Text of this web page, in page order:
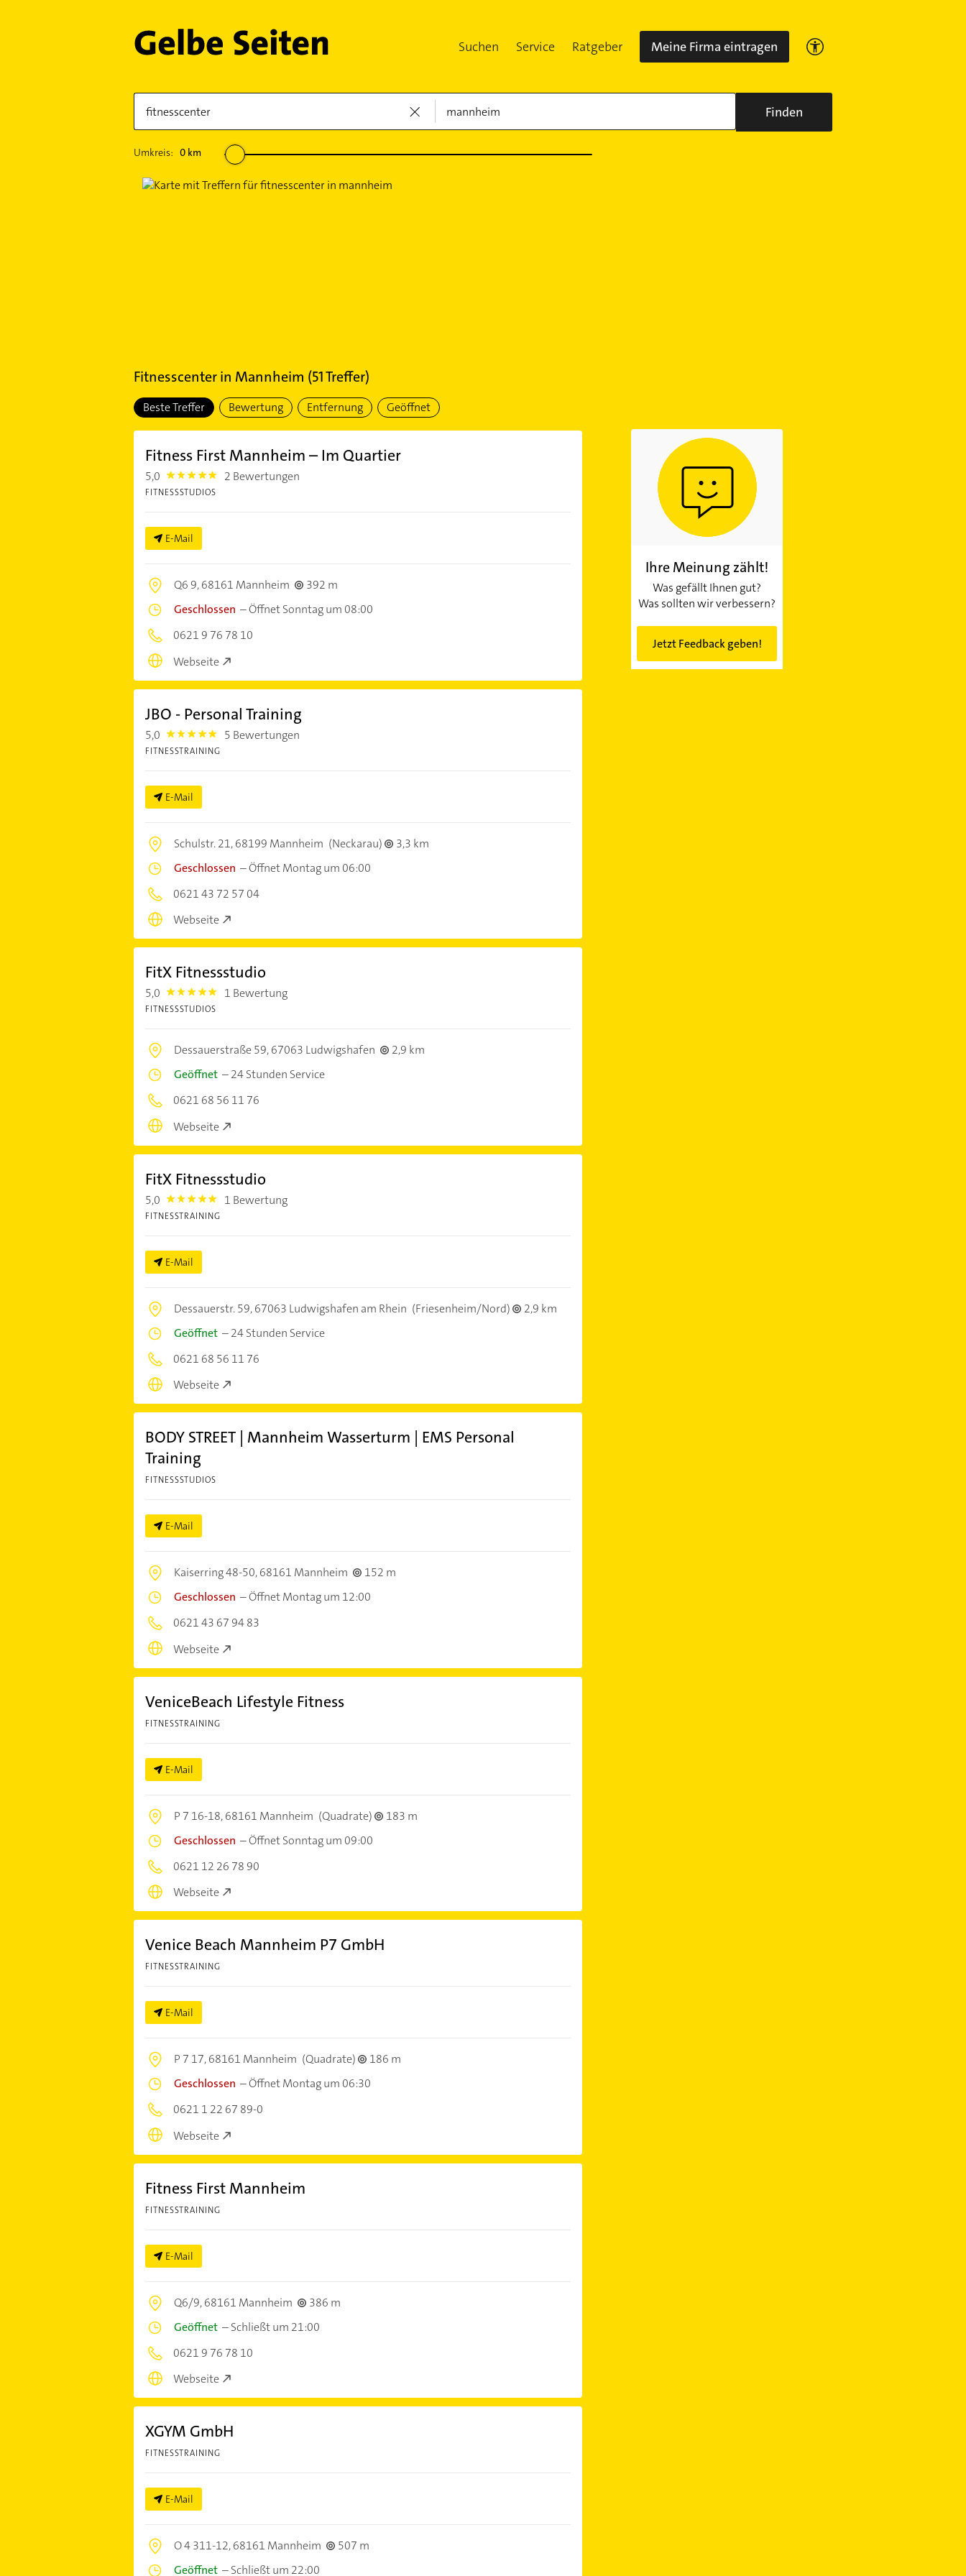
Suchen Service Ratgeber Meine Firma eintragen
Finden
Umkreis: 0km
Fitnesscenterin Mannheim (51Treffer)
Beste Treffer Bewertung Entfernung Geöffnet
Fitness First Mannheim – Im Quartier
5,0 5.0 2 Bewertungen
FITNESSSTUDIOS
E-Mail
Q6 9,68161 Mannheim
392 m
Geschlossen –Öffnet Sonntag um 08:00
0621 9 76 78 10
Webseite
JBO - Personal Training
5,0 5.0 5 Bewertungen
FITNESSTRAINING
E-Mail
Schulstr. 21,68199 Mannheim (Neckarau)
3,3 km
Geschlossen –Öffnet Montag um 06:00
0621 43 72 57 04
Webseite
FitX Fitnessstudio
5,0 5.0 1 Bewertung
FITNESSSTUDIOS
Dessauerstraße 59,67063 Ludwigshafen
2,9 km
Geöffnet–24 Stunden Service
0621 68 56 11 76
Webseite
FitX Fitnessstudio
5,0 5.0 1 Bewertung
FITNESSTRAINING
E-Mail
Dessauerstr. 59,67063 Ludwigshafen am Rhein (Friesenheim/Nord)
2,9 km
Geöffnet–24 Stunden Service
0621 68 56 11 76
Webseite
BODY STREET | Mannheim Wasserturm | EMS Personal
Training
FITNESSSTUDIOS
E-Mail
Kaiserring 48-50,68161 Mannheim
152 m
Geschlossen –Öffnet Montag um 12:00
0621 43 67 94 83
Webseite
VeniceBeach Lifestyle Fitness
FITNESSTRAINING
E-Mail
P 7 16-18,68161 Mannheim (Quadrate)
183 m
Geschlossen –Öffnet Sonntag um 09:00
0621 12 26 78 90
Webseite
Venice Beach Mannheim P7 GmbH
FITNESSTRAINING
E-Mail
P 7 17,68161 Mannheim (Quadrate)
186 m
Geschlossen –Öffnet Montag um 06:30
0621 1 22 67 89-0
Webseite
Fitness First Mannheim
FITNESSTRAINING
E-Mail
Q6/9,68161 Mannheim
386 m
Geöffnet–Schließt um 21:00
0621 9 76 78 10
Webseite
XGYM GmbH
FITNESSTRAINING
E-Mail
O 4 311-12,68161 Mannheim
507 m
Geöffnet–Schließt um 22:00
Ihre Meinung zählt!
Was gefällt Ihnen gut?
Was sollten wir verbessern?
Jetzt Feedback geben!